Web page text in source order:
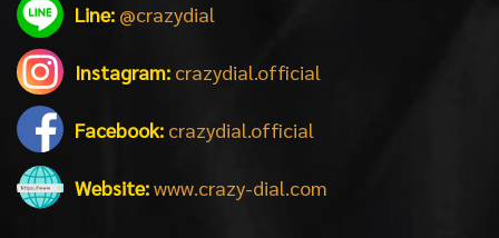
Line: @crazydial
Instagram: crazydial.official
Facebook: crazydial.official
Website:www.crazy-dial.com